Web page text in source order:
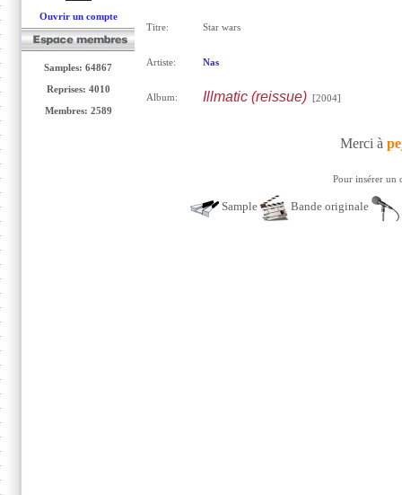
Ouvrir un compte
Samples: 64867
Reprises: 4010
Membres: 2589
Titre: Star wars
Artiste: Nas
Album: Illmatic (reissue)[2004]
Merci à
Pour insérer un
Sample Bande originale